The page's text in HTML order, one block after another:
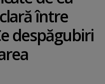
între
despăgubiri